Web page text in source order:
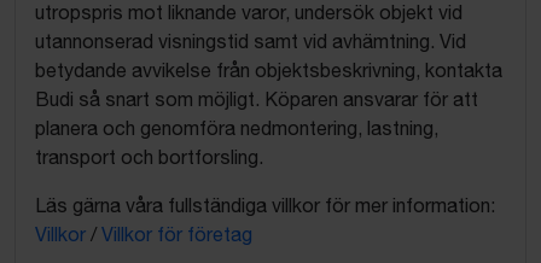
utropspris mot liknande varor, undersök objekt vid
utannonserad visningstid samt vid avhämtning. Vid
betydande avvikelse från objektsbeskrivning, kontakta
Budi så snart som möjligt. Köparen ansvarar för att
planera och genomföra nedmontering, lastning,
transport och bortforsling.
Läs gärna våra fullständiga villkor för mer information:
Villkor / Villkor för företag